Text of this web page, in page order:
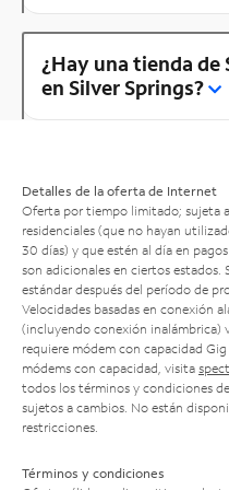
¿Hay una tienda de
en Silver Springs?
Detalles de la oferta de Internet
Oferta por tiempo limitado; sujeta
residenciales (que no hayan
30 días) y que estén al día en
son adicionales en ciertos estados.
estándar después del período de
Velocidades basadas en conexión
(incluyendo conexión inalámbrica)
requiere módem con capacidad
módems con capacidad, visita
todos los términos y condiciones
sujetos a cambios. No están
restricciones.
Términos y condiciones